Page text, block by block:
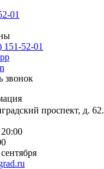
01
151-52-01
звонок
проспект, д. 62.